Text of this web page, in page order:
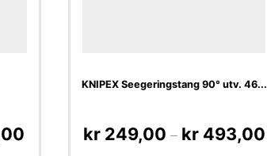
KNIPEX Seegeringstang 90° utv. 46...
kr249,00 – kr493,00